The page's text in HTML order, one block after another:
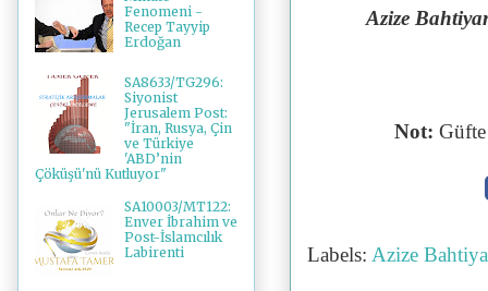
Azize
Not: Güfte
Labels: Azize
Fenomeni -
Recep Tayyip
Erdoğan
SA8633/TG296:
Siyonist
Jerusalem Post:
"İran, Rusya, Çin
ve Türkiye
'ABD’nin
Çöküşü'nü Kutluyor"
SA10003/MT122:
Enver İbrahim ve
Post-İslamcılık
Labirenti